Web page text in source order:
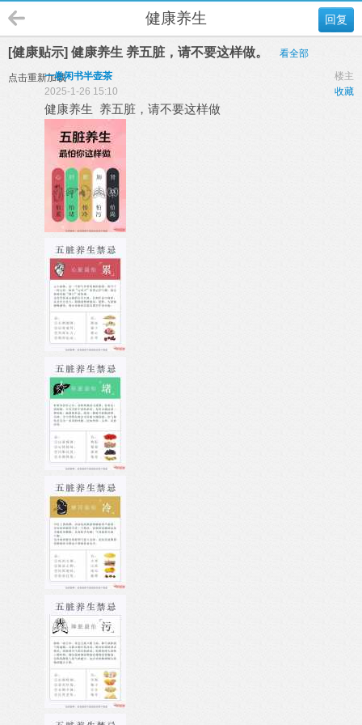
回复
健康养生
[健康贴示] 健康养生 养五脏，请不要这样做。 看全部
点击重新加载 楼主
一卷闲书半壶茶
收藏
2025-1-26 15:10
健康养生 养五脏，请不要这样做